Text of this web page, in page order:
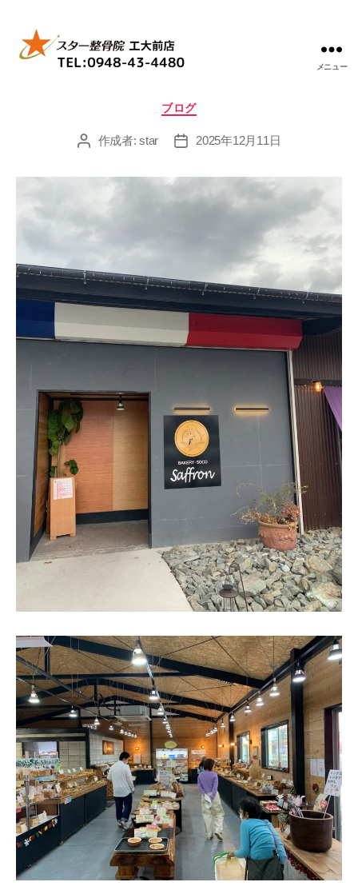
メニュー
カ
ゴ
ー
ブログ
投
者
作成者:star
投
日
2025年12月11日